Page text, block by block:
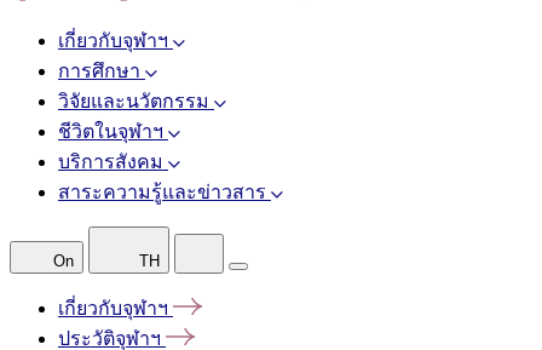
เกี่ยวกับจุฬาฯ
การศึกษา
วิจัยและนวัตกรรม
ชีวิตในจุฬาฯ
บริการสังคม
สาระความรู้และข่าวสาร
On TH
เกี่ยวกับจุฬาฯ
ประวัติจุฬาฯ